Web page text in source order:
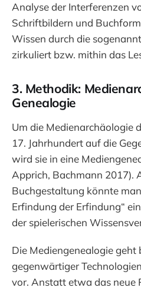
Analyse der Interferenzen
Schriftbildern und
Wissen durch die
zirkuliert bzw. mithin das
3. Methodik:
Genealogie
Um die Medienarchäologie
17. Jahrhundert auf die
wird sie in eine
Apprich, Bachmann 2017).
Buchgestaltung könnte
Erfindung der Erfindung“
der spielerischen
Die Mediengenealogie geht
gegenwärtiger
vor. Anstatt etwa das neue